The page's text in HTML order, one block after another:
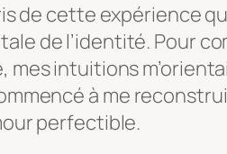
de cette expérience
de l’identité. Pour
intuitions
à me
perfectible.